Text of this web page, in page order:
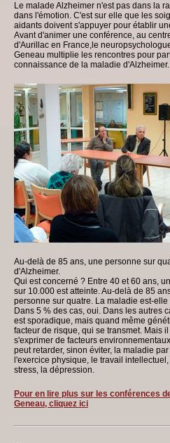
Le malade Alzheimer n'est pas dans la
dans l'émotion. C'est sur elle que les
aidants doivent s'appuyer pour établir
Avant d'animer une conférence, au
d'Aurillac en France,le
Geneau multiplie les rencontres pour
connaissance de la maladie d'Alzheimer.
Au-delà de 85 ans, une personne sur
d'Alzheimer.
Qui est concerné ? Entre 40 et 60 ans,
sur 10.000 est atteinte. Au-delà de 85
personne sur quatre. La maladie est-
Dans 5 % des cas, oui. Dans les autres
est sporadique, mais quand même
facteur de risque, qui se transmet. Mais
s'exprimer de facteurs
peut retarder, sinon éviter, la maladie
l'exercice physique, le travail
stress, la dépression.
Pour en lire plus sur les conférences
Geneau, cliquez ici